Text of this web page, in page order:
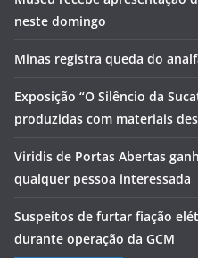
neste domingo
Minas registra queda do
Exposição “O Silêncio da
produzidas com materiais
Viridis de Portas Abertas
qualquer pessoa interessada
Suspeitos de furtar fiação
durante operação da GCM